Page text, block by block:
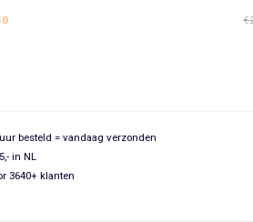
€
besteld = vandaag verzonden
in NL
3640+ klanten